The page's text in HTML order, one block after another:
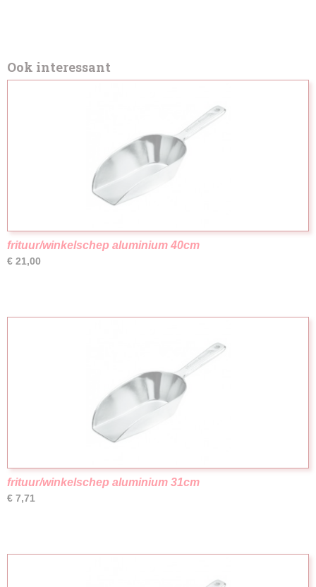
Ook interessant
frituur/winkelschep aluminium 40cm
€ 21,00
frituur/winkelschep aluminium 31cm
€ 7,71